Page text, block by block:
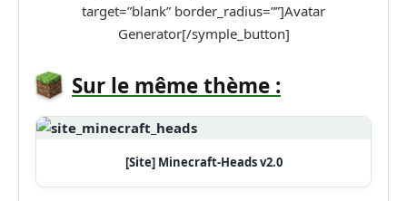
target=”blank” border_radius=””]Avatar
Generator[/symple_button]
Sur le même thème :
[Site] Minecraft-Heads v2.0